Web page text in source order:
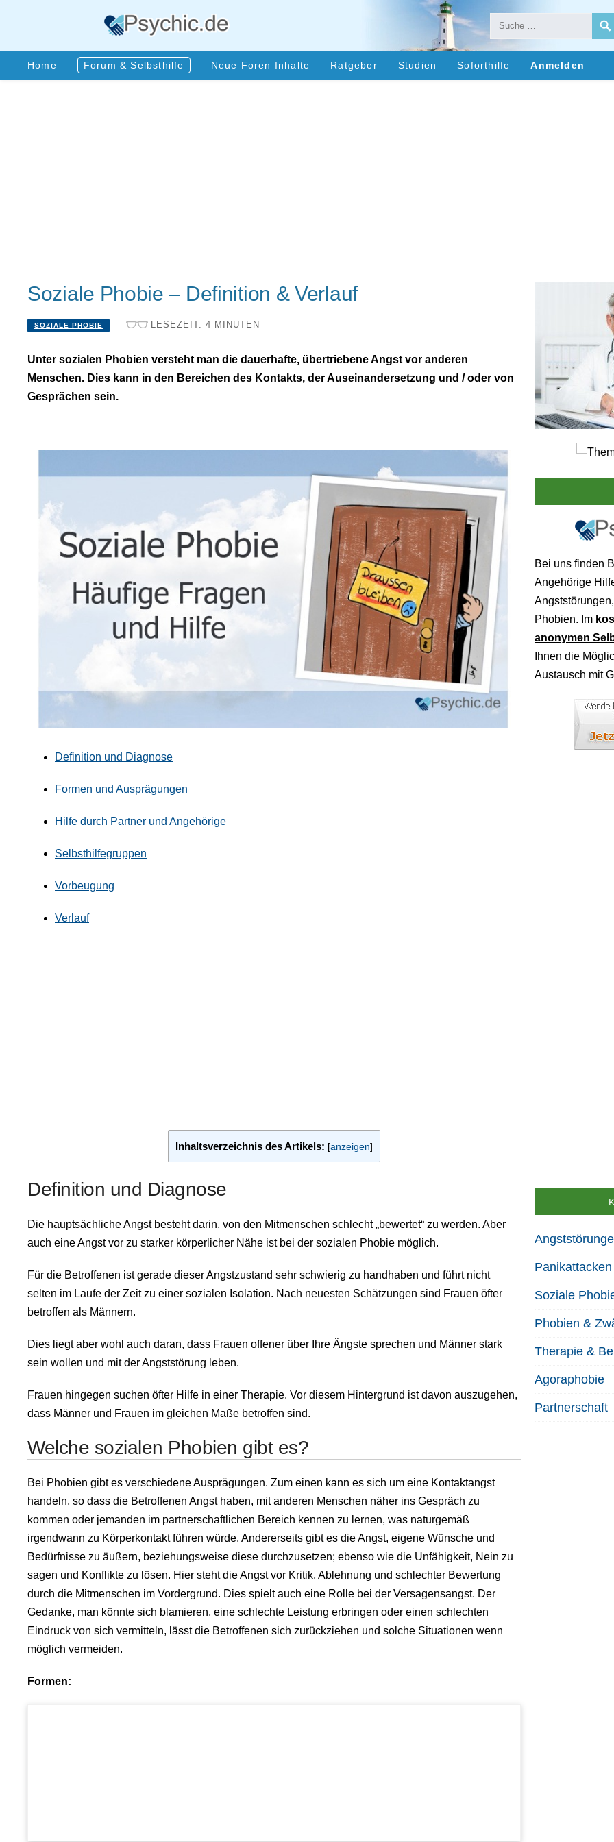
Suche:
Home Forum & Selbsthilfe Neue Foren Inhalte Ratgeber Studien Soforthilfe Anmelden
Soziale Phobie – Definition & Verlauf
SOZIALE PHOBIE LESEZEIT: 4 MINUTEN
Unter sozialen Phobien versteht man die dauerhafte, übertriebene Angst vor anderen
Menschen. Dies kann in den Bereichen des Kontakts, der Auseinandersetzung und / oder von
Gesprächen sein.
Definition und Diagnose
Formen und Ausprägungen
Hilfe durch Partner und Angehörige
Selbsthilfegruppen
Vorbeugung
Verlauf
Inhaltsverzeichnis des Artikels: [anzeigen]
Definition und Diagnose
Die hauptsächliche Angst besteht darin, von den Mitmenschen schlecht „bewertet“ zu werden. Aber
auch eine Angst vor zu starker körperlicher Nähe ist bei der sozialen Phobie möglich.
Für die Betroffenen ist gerade dieser Angstzustand sehr schwierig zu handhaben und führt nicht
selten im Laufe der Zeit zu einer sozialen Isolation. Nach neuesten Schätzungen sind Frauen öfter
betroffen als Männern.
Dies liegt aber wohl auch daran, dass Frauen offener über Ihre Ängste sprechen und Männer stark
sein wollen und mit der Angststörung leben.
Frauen hingegen suchen öfter Hilfe in einer Therapie. Vor diesem Hintergrund ist davon auszugehen,
dass Männer und Frauen im gleichen Maße betroffen sind.
Welche sozialen Phobien gibt es?
Bei Phobien gibt es verschiedene Ausprägungen. Zum einen kann es sich um eine Kontaktangst
handeln, so dass die Betroffenen Angst haben, mit anderen Menschen näher ins Gespräch zu
kommen oder jemanden im partnerschaftlichen Bereich kennen zu lernen, was naturgemäß
irgendwann zu Körperkontakt führen würde. Andererseits gibt es die Angst, eigene Wünsche und
Bedürfnisse zu äußern, beziehungsweise diese durchzusetzen; ebenso wie die Unfähigkeit, Nein zu
sagen und Konflikte zu lösen. Hier steht die Angst vor Kritik, Ablehnung und schlechter Bewertung
durch die Mitmenschen im Vordergrund. Dies spielt auch eine Rolle bei der Versagensangst. Der
Gedanke, man könnte sich blamieren, eine schlechte Leistung erbringen oder einen schlechten
Eindruck von sich vermitteln, lässt die Betroffenen sich zurückziehen und solche Situationen wenn
möglich vermeiden.
Formen:
Bei uns finden
Angehörige
Phobien. Im
anonymen
Ihnen die
Austausch mit
Panikattacken
Soziale
Phobien &
Therapie &
Agoraphobie
Partnerschaft